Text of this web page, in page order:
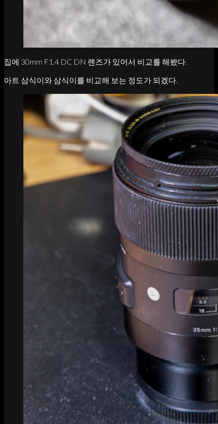
집에 30mm F1.4 DC DN 렌즈가 있어서 비교를 해봤다.
아트 삼식이와 삼식이를 비교해 보는 정도가 되겠다.